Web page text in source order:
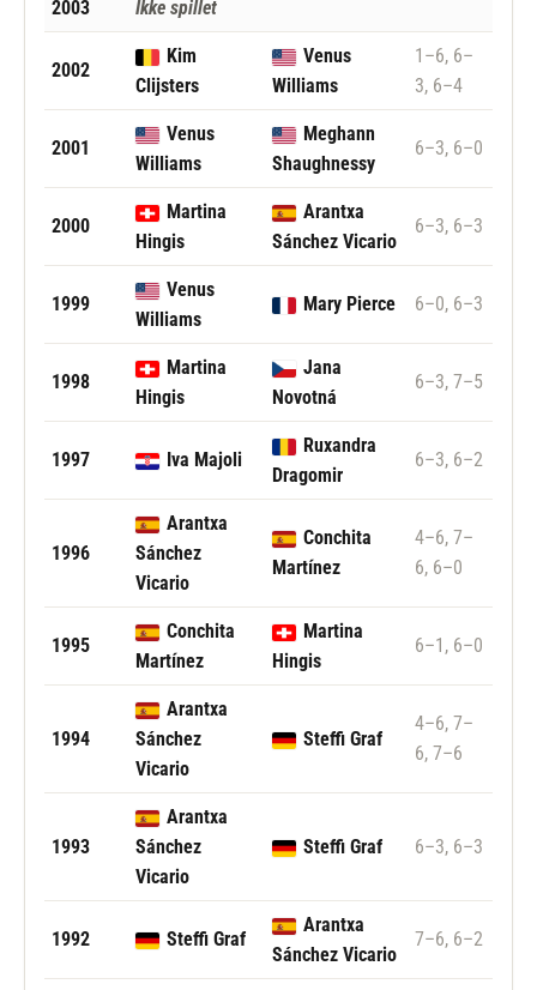
2003 Ikke spillet
2002
Kim
Clijsters
Venus
Williams
1–6, 6–
3, 6–4
2001
Venus
Williams
Meghann
Shaughnessy
6–3, 6–0
2000
Martina
Hingis
Arantxa
Sánchez Vicario
6–3, 6–3
1999
Venus
Williams
Mary Pierce 6–0, 6–3
1998
Martina
Hingis
Jana
Novotná
6–3, 7–5
1997 Iva Majoli
Ruxandra
Dragomir
6–3, 6–2
1996
Arantxa
Sánchez
Vicario
Conchita
Martínez
4–6, 7–
6, 6–0
1995
Conchita
Martínez
Martina
Hingis
6–1, 6–0
1994
Arantxa
Sánchez
Vicario
Steffi Graf
4–6, 7–
6, 7–6
1993
Arantxa
Sánchez
Vicario
Steffi Graf 6–3, 6–3
1992 Steffi Graf
Arantxa
Sánchez Vicario
7–6, 6–2